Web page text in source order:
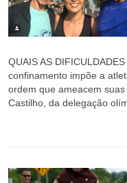
QUAIS AS
confinamento impõe a
ordem que ameacem
Castilho, da delegação